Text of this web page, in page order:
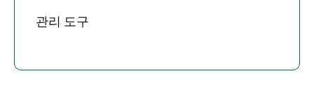
관리 도구